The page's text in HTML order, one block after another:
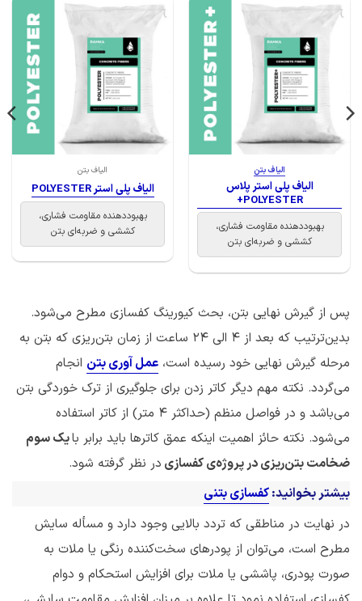
الیاف بتن
الیاف پلی استر پلاس
POLYESTER+
بهبوددهنده مقاومت فشاری،
کششی و ضربه‌ای بتن
الیاف بتن
الیاف پلی استر POLYESTER
بهبوددهنده مقاومت فشاری،
کششی و ضربه‌ای بتن
پس از گیرش نهایی بتن، بحث کیورینگ کفسازی مطرح می‌شود.
بدین‌ترتیب که بعد از 4 الی 24 ساعت از زمان بتن‌ریزی که بتن به
مرحله گیرش نهایی خود رسیده است، عمل آوری بتن انجام
می‌گردد. نکته مهم دیگر کاتر زدن برای جلوگیری از ترک خوردگی بتن
می‌باشد و در فواصل منظم (حداکثر 4 متر) از کاتر استفاده
می‌شود. نکته حائز اهمیت اینکه عمق کاترها باید برابر بایک سوم
ضخامت بتن‌ریزی در پروژه‌ی کفسازی در نظر گرفته شود.
بیشتر بخوانید:کفسازی بتنی
در نهایت در مناطقی که تردد بالایی وجود دارد و مسأله سایش
مطرح است، می‌توان از پودرهای سخت‌کننده رنگی یا ملات به
صورت پودری، پاششی یا ملات برای افزایش استحکام و دوام